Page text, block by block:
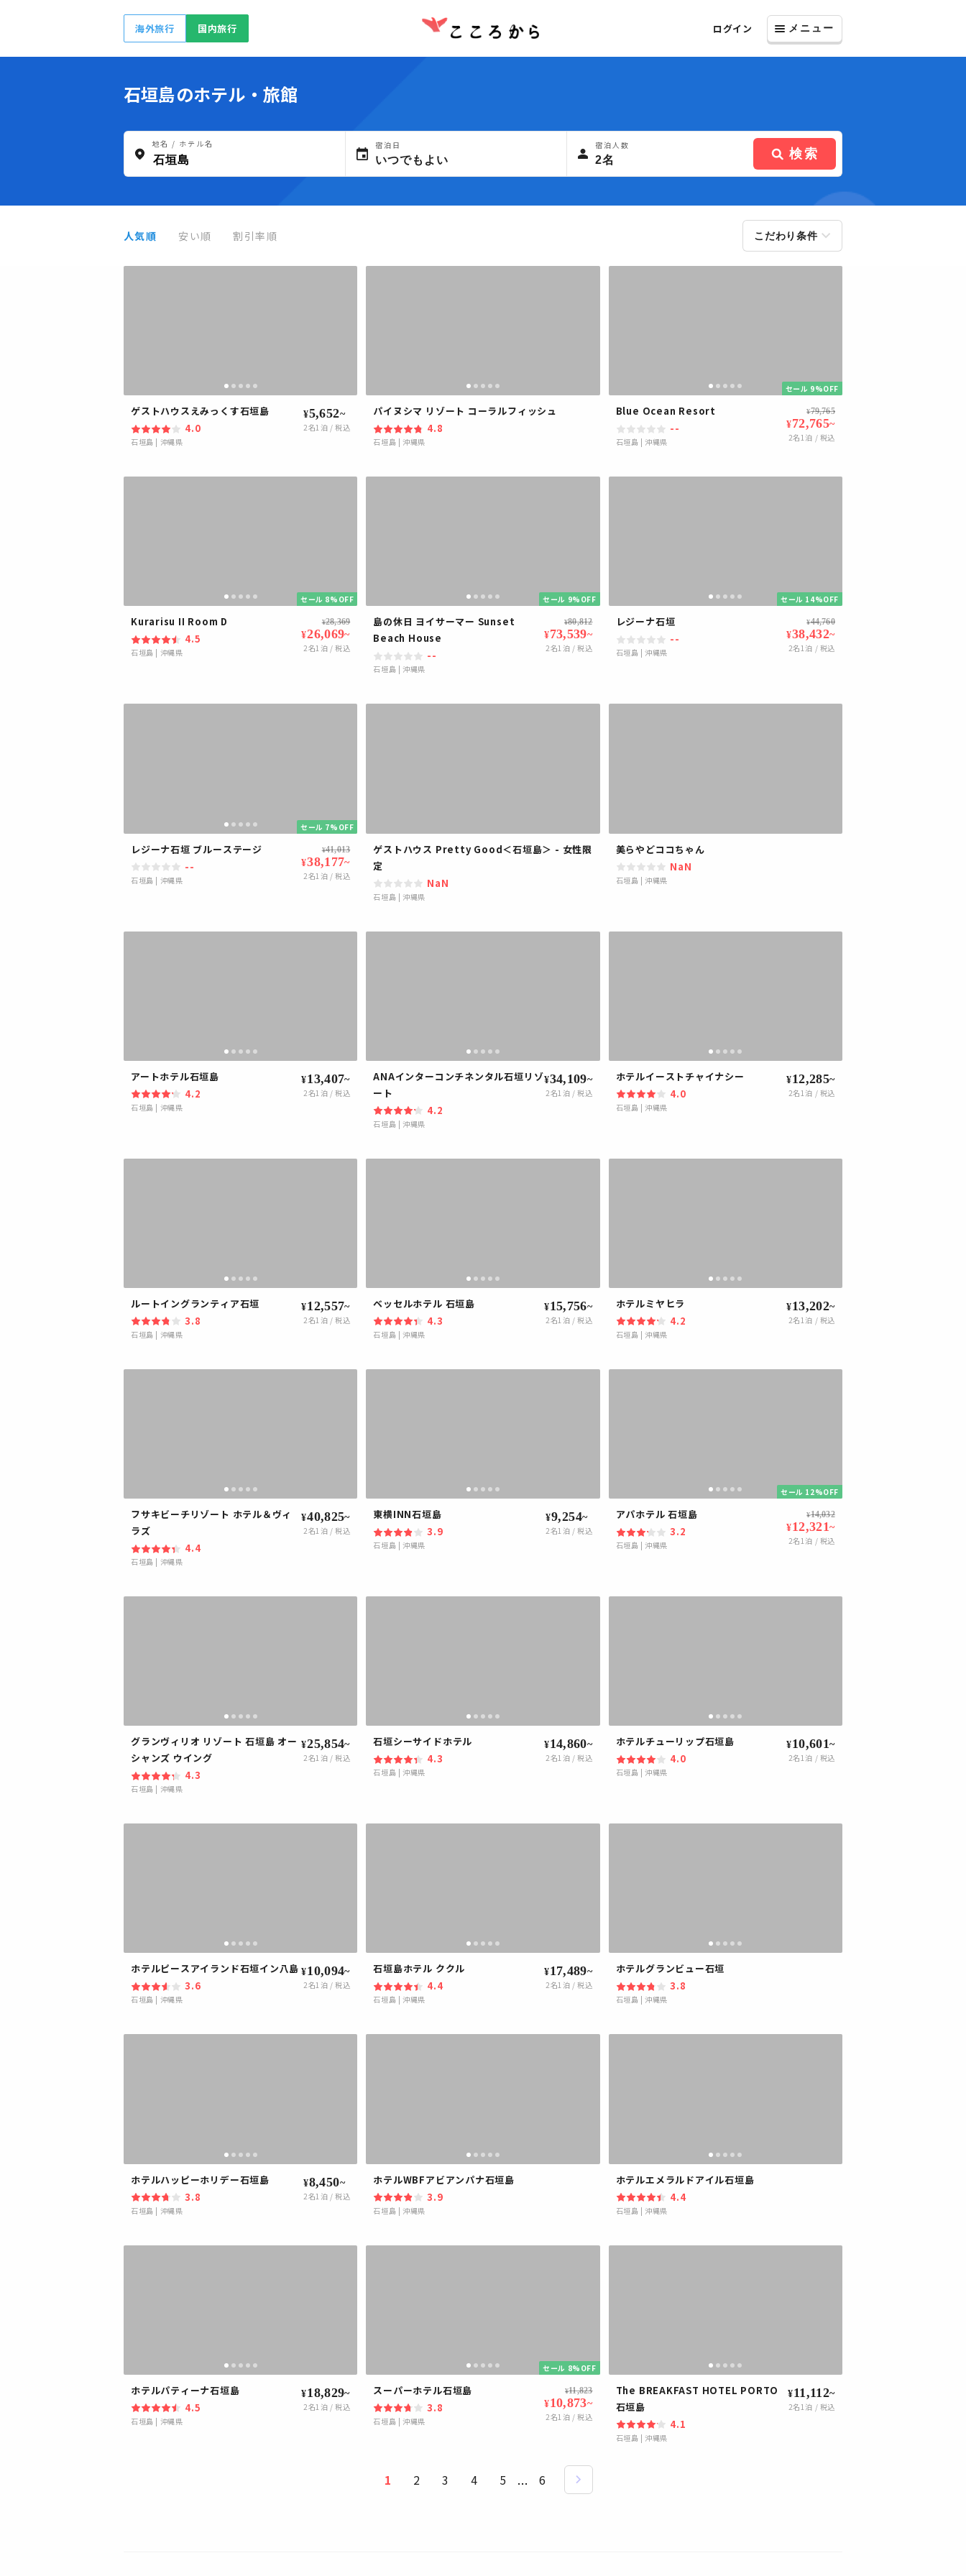
海外旅行 国内旅行 ログイン メニュー
石垣島のホテル・旅館
地名 / ホテル名 宿泊日
いつでもよい
宿泊人数
2名 検索
人気順 安い順 割引率順 こだわり条件
ゲストハウスえみっくす石垣島
4.0
石垣島 | 沖縄県
¥5,652~
2名1泊 / 税込
パイヌシマ リゾート コーラルフィッシュ
4.8
石垣島 | 沖縄県
Blue Ocean Resort
--
石垣島 |沖縄県
¥79,765
¥72,765~
2名1泊 / 税込
セール 9%OFF
Kurarisu II Room D
4.5
石垣島 | 沖縄県
¥28,369
¥26,069~
2名1泊 / 税込
セール 8%OFF
島の休日 ヨイサーマー Sunset
Beach House
--
石垣島 | 沖縄県
¥80,812
¥73,539~
2名1泊 / 税込
セール 9%OFF
レジーナ石垣
--
石垣島 |沖縄県
¥44,760
¥38,432~
2名1泊 / 税込
セール 14%OFF
レジーナ石垣 ブルーステージ
--
石垣島 | 沖縄県
¥41,013
¥38,177~
2名1泊 / 税込
セール 7%OFF
ゲストハウス Pretty Good＜石垣島＞ - 女性限
定
NaN
石垣島 | 沖縄県
美らやどココちゃん
NaN
石垣島 |沖縄県
アートホテル石垣島
4.2
石垣島 | 沖縄県
¥13,407~
2名1泊 / 税込
ANAインターコンチネンタル石垣リゾ
ート
4.2
石垣島 | 沖縄県
¥34,109~
2名1泊 / 税込
ホテルイーストチャイナシー
4.0
石垣島 |沖縄県
¥12,285~
2名1泊 / 税込
ルートイングランティア石垣
3.8
石垣島 | 沖縄県
¥12,557~
2名1泊 / 税込
ベッセルホテル 石垣島
4.3
石垣島 | 沖縄県
¥15,756~
2名1泊 / 税込
ホテルミヤヒラ
4.2
石垣島 |沖縄県
¥13,202~
2名1泊 / 税込
フサキビーチリゾート ホテル＆ヴィ
ラズ
4.4
石垣島 | 沖縄県
¥40,825~
2名1泊 / 税込
東横INN石垣島
3.9
石垣島 | 沖縄県
¥9,254~
2名1泊 / 税込
アパホテル 石垣島
3.2
石垣島 |沖縄県
¥14,032
¥12,321~
2名1泊 / 税込
セール 12%OFF
グランヴィリオ リゾート 石垣島 オー
シャンズ ウイング
4.3
石垣島 | 沖縄県
¥25,854~
2名1泊 / 税込
石垣シーサイドホテル
4.3
石垣島 | 沖縄県
¥14,860~
2名1泊 / 税込
ホテルチューリップ石垣島
4.0
石垣島 |沖縄県
¥10,601~
2名1泊 / 税込
ホテルピースアイランド石垣イン八島
3.6
石垣島 | 沖縄県
¥10,094~
2名1泊 / 税込
石垣島ホテル ククル
4.4
石垣島 | 沖縄県
¥17,489~
2名1泊 / 税込
ホテルグランビュー石垣
3.8
石垣島 |沖縄県
ホテルハッピーホリデー石垣島
3.8
石垣島 | 沖縄県
¥8,450~
2名1泊 / 税込
ホテルWBFアビアンパナ石垣島
3.9
石垣島 | 沖縄県
ホテルエメラルドアイル石垣島
4.4
石垣島 |沖縄県
ホテルパティーナ石垣島
4.5
石垣島 | 沖縄県
¥18,829~
2名1泊 / 税込
スーパーホテル石垣島
3.8
石垣島 | 沖縄県
¥11,823
¥10,873~
2名1泊 / 税込
セール 8%OFF
The BREAKFAST HOTEL PORTO
石垣島
4.1
石垣島 |沖縄県
¥11,112~
2名1泊 / 税込
1 2 3 4 5 ... 6